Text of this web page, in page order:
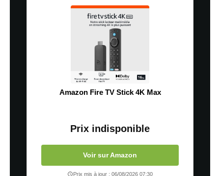
Amazon Fire TV Stick 4K Max
Prix indisponible
Voir sur Amazon
Prix mis à jour : 06/08/2026 07:30